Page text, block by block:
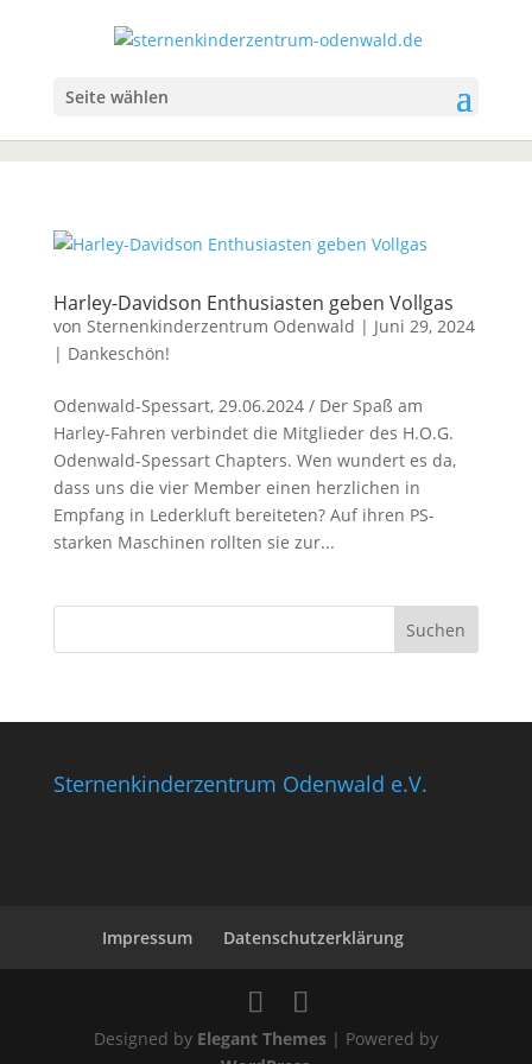
Seite wählen
Harley-Davidson Enthusiasten geben Vollgas
von Sternenkinderzentrum Odenwald | Juni 29, 2024
| Dankeschön!
Odenwald-Spessart, 29.06.2024 / Der Spaß am
Harley-Fahren verbindet die Mitglieder des H.O.G.
Odenwald-Spessart Chapters. Wen wundert es da,
dass uns die vier Member einen herzlichen in
Empfang in Lederkluft bereiteten? Auf ihren PS-
starken Maschinen rollten sie zur...
Sternenkinderzentrum Odenwald e.V.
Impressum Datenschutzerklärung
Designed by Elegant Themes| Powered by